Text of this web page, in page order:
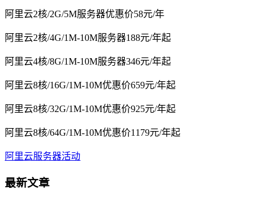
阿里云2核/2G/5M服务器优惠价58元/年
阿里云2核/4G/1M-10M服务器188元/年起
阿里云4核/8G/1M-10M服务器346元/年起
阿里云8核/16G/1M-10M优惠价659元/年起
阿里云8核/32G/1M-10M优惠价925元/年起
阿里云8核/64G/1M-10M优惠价1179元/年起
阿里云服务器活动
最新文章